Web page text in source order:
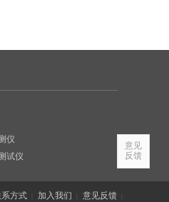
仪
试仪
方式 加入我们 意见反馈
意见
反馈